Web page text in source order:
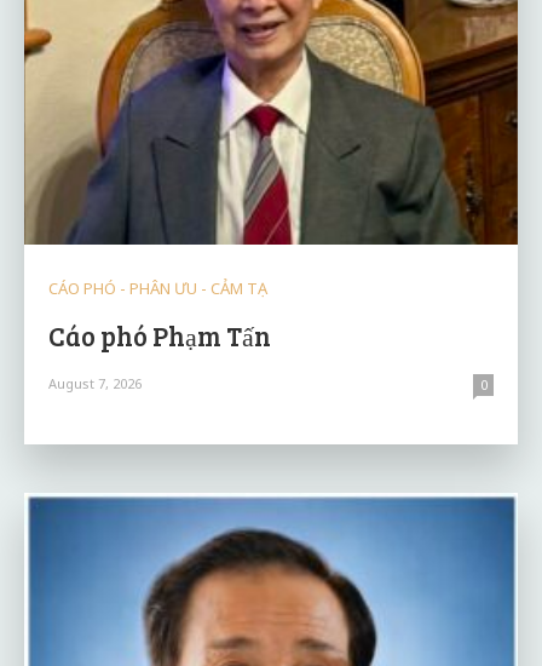
CÁO PHÓ - PHÂN ƯU - CẢM TẠ
Cáo phó Phạm Tấn
August 7, 2026 0